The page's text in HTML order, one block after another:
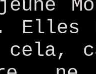
Elles
cela,